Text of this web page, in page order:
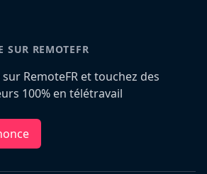
SUR REMOTEFR
RemoteFR et touchez des
100% en télétravail